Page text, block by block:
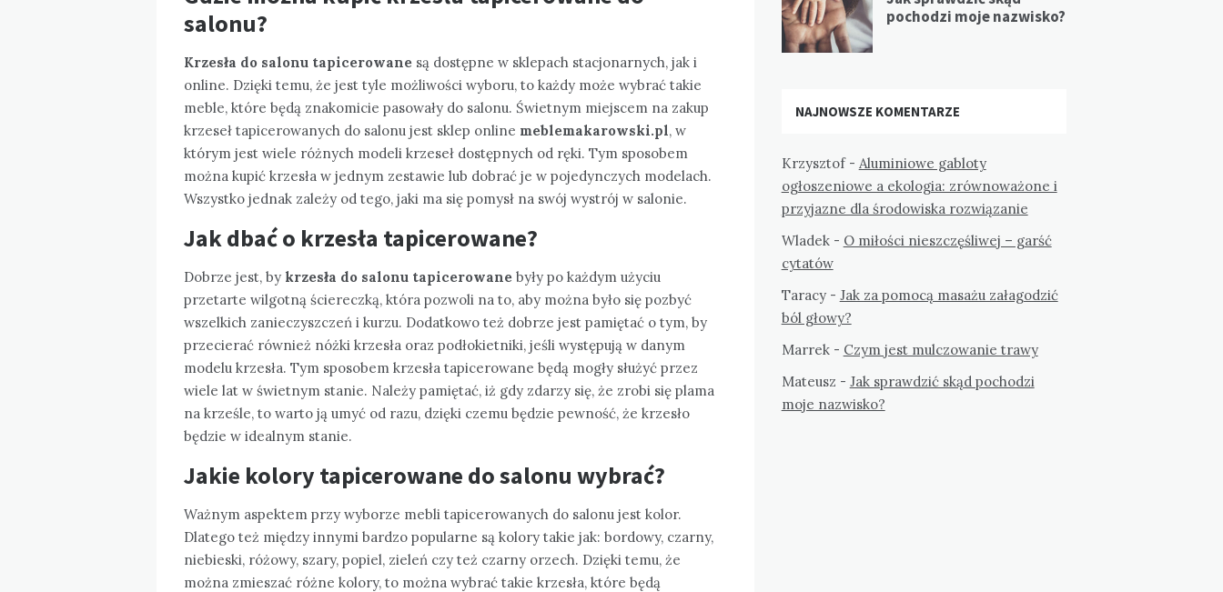
salonu?
Krzesła do salonu tapicerowane są dostępne w sklepach stacjonarnych, jak i
online. Dzięki temu, że jest tyle możliwości wyboru, to każdy może wybrać takie
meble, które będą znakomicie pasowały do salonu. Świetnym miejscem na zakup
krzeseł tapicerowanych do salonu jest sklep online meblemakarowski.pl, w
którym jest wiele różnych modeli krzeseł dostępnych od ręki. Tym sposobem
można kupić krzesła w jednym zestawie lub dobrać je w pojedynczych modelach.
Wszystko jednak zależy od tego, jaki ma się pomysł na swój wystrój w salonie.
Jak dbać o krzesła tapicerowane?
Dobrze jest, by krzesła do salonu tapicerowane były po każdym użyciu
przetarte wilgotną ściereczką, która pozwoli na to, aby można było się pozbyć
wszelkich zanieczyszczeń i kurzu. Dodatkowo też dobrze jest pamiętać o tym, by
przecierać również nóżki krzesła oraz podłokietniki, jeśli występują w danym
modelu krzesła. Tym sposobem krzesła tapicerowane będą mogły służyć przez
wiele lat w świetnym stanie. Należy pamiętać, iż gdy zdarzy się, że zrobi się plama
na krześle, to warto ją umyć od razu, dzięki czemu będzie pewność, że krzesło
będzie w idealnym stanie.
Jakie kolory tapicerowane do salonu wybrać?
Ważnym aspektem przy wyborze mebli tapicerowanych do salonu jest kolor.
Dlatego też między innymi bardzo popularne są kolory takie jak: bordowy, czarny,
niebieski, różowy, szary, popiel, zieleń czy też czarny orzech. Dzięki temu, że
można zmieszać różne kolory, to można wybrać takie krzesła, które będą
pochodzi moje nazwisko?
NAJNOWSZE KOMENTARZE
Krzysztof- Aluminiowe gabloty
ogłoszeniowe a ekologia: zrównoważone i
przyjazne dla środowiska rozwiązanie
Wladek- O miłości nieszczęśliwej – garść
cytatów
Taracy- Jak za pomocą masażu załagodzić
ból głowy?
Marrek- Czym jest mulczowanie trawy
Mateusz - Jak sprawdzić skąd pochodzi
moje nazwisko?